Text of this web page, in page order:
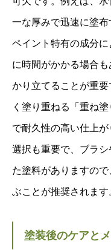
一な厚みで迅速に塗
ペイント特有の成分
に時間がかかる場合
かり立てることが重
く塗り重ねる「重ね
で耐久性の高い仕上
選択も重要で、ブラ
た塗料がありますの
ぶことが推奨されます
塗装後のケアと